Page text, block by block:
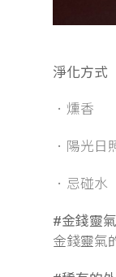
淨化方式
．燻香
．陽光日
．忌碰水
#金錢靈
金錢靈氣